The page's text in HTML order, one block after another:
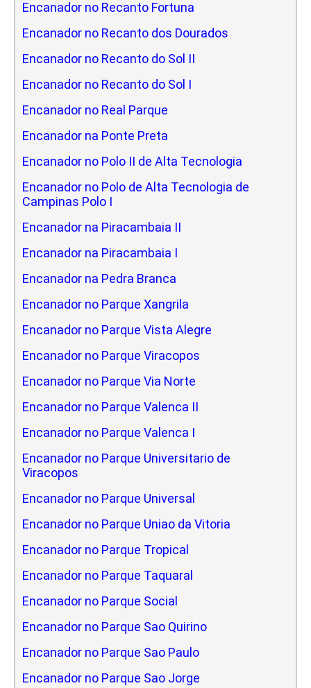
Encanador no Recanto Fortuna
Encanador no Recanto dos Dourados
Encanador no Recanto do Sol II
Encanador no Recanto do Sol I
Encanador no Real Parque
Encanador na Ponte Preta
Encanador no Polo II de Alta Tecnologia
Encanador no Polo de Alta Tecnologia de
Campinas Polo I
Encanador na Piracambaia II
Encanador na Piracambaia I
Encanador na Pedra Branca
Encanador no Parque Xangrila
Encanador no Parque Vista Alegre
Encanador no Parque Viracopos
Encanador no Parque Via Norte
Encanador no Parque Valenca II
Encanador no Parque Valenca I
Encanador no Parque Universitario de
Viracopos
Encanador no Parque Universal
Encanador no Parque Uniao da Vitoria
Encanador no Parque Tropical
Encanador no Parque Taquaral
Encanador no Parque Social
Encanador no Parque Sao Quirino
Encanador no Parque Sao Paulo
Encanador no Parque Sao Jorge